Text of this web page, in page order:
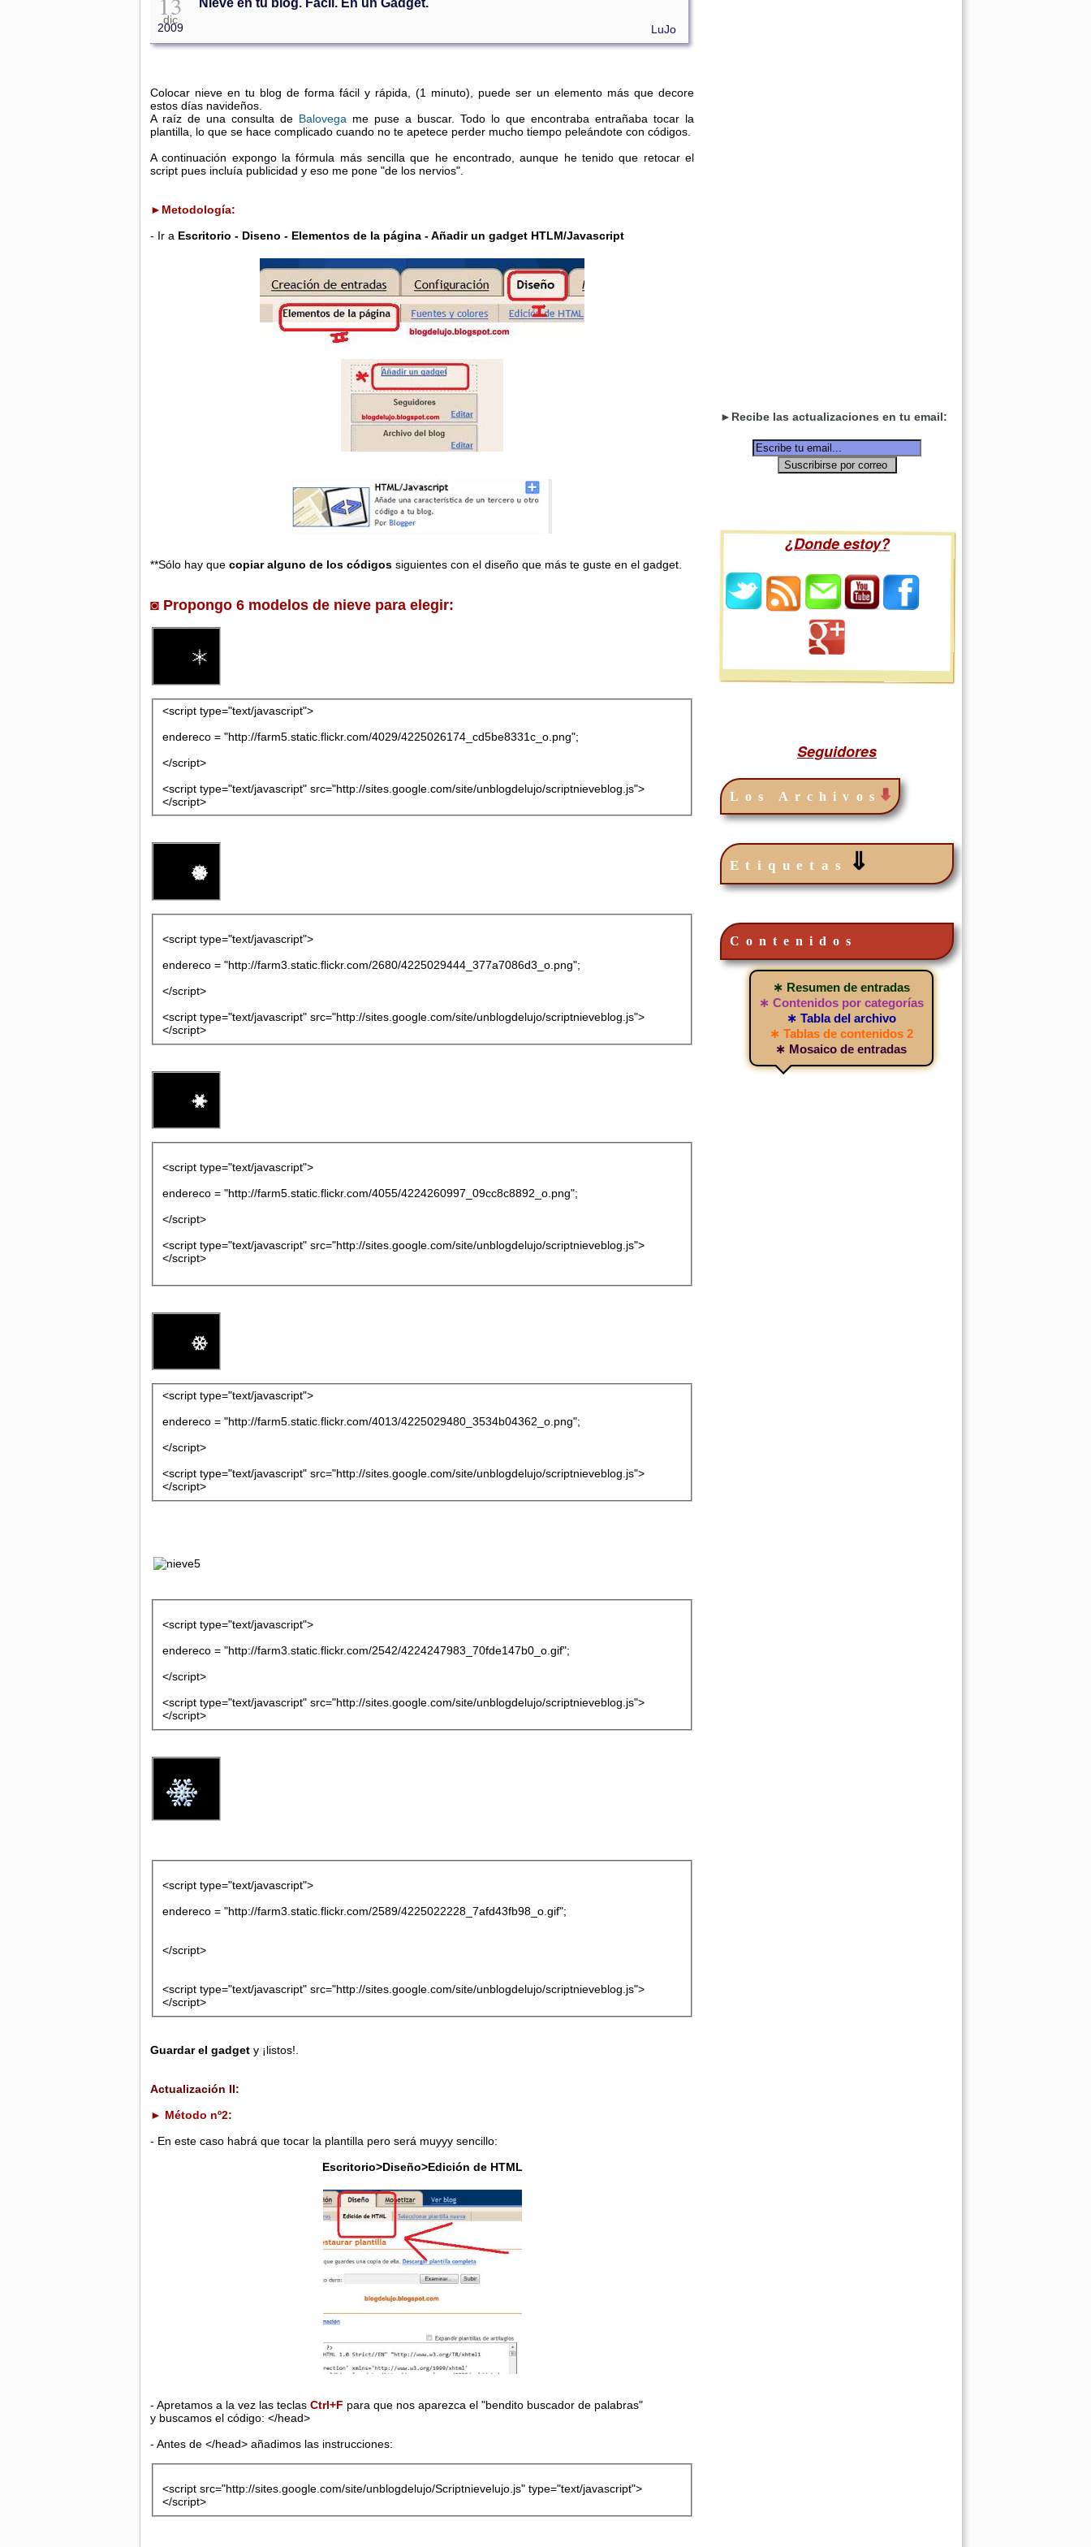
dic
2009
Nieve en tu blog. Fácil. En un Gadget.
LuJo
Colocar nieve en tu blog de forma fácil y rápida, (1 minuto), puede ser un elemento más que decore
estos días navideños.
A raíz de una consulta de Balovega me puse a buscar. Todo lo que encontraba entrañaba tocar la
plantilla, lo que se hace complicado cuando no te apetece perder mucho tiempo peleándote con códigos.
A continuación expongo la fórmula más sencilla que he encontrado, aunque he tenido que retocar el
script pues incluía publicidad y eso me pone "de los nervios".
►Metodología:
- Ir a Escritorio - Diseno - Elementos de la página - Añadir un gadget HTLM/Javascript
**Sólo hay que copiar alguno de los códigos siguientes con el diseño que más te guste en el gadget.
◙ Propongo 6 modelos de nieve para elegir:
<script type="text/javascript">
endereco = "http://farm5.static.flickr.com/4029/4225026174_cd5be8331c_o.png";
</script>
<script type="text/javascript" src="http://sites.google.com/site/unblogdelujo/scriptnieveblog.js">
</script>
<script type="text/javascript">
endereco = "http://farm3.static.flickr.com/2680/4225029444_377a7086d3_o.png";
</script>
<script type="text/javascript" src="http://sites.google.com/site/unblogdelujo/scriptnieveblog.js">
</script>
<script type="text/javascript">
endereco = "http://farm5.static.flickr.com/4055/4224260997_09cc8c8892_o.png";
</script>
<script type="text/javascript" src="http://sites.google.com/site/unblogdelujo/scriptnieveblog.js">
</script>
<script type="text/javascript">
endereco = "http://farm5.static.flickr.com/4013/4225029480_3534b04362_o.png";
</script>
<script type="text/javascript" src="http://sites.google.com/site/unblogdelujo/scriptnieveblog.js">
</script>
<script type="text/javascript">
endereco = "http://farm3.static.flickr.com/2542/4224247983_70fde147b0_o.gif";
</script>
<script type="text/javascript" src="http://sites.google.com/site/unblogdelujo/scriptnieveblog.js">
</script>
<script type="text/javascript">
endereco = "http://farm3.static.flickr.com/2589/4225022228_7afd43fb98_o.gif";
</script>
<script type="text/javascript" src="http://sites.google.com/site/unblogdelujo/scriptnieveblog.js">
</script>
Guardar el gadget y ¡listos!.
Actualización II:
► Método nº2:
- En este caso habrá que tocar la plantilla pero será muyyy sencillo:
Escritorio>Diseño>Edición de HTML
- Apretamos a la vez las teclas Ctrl+F para que nos aparezca el "bendito buscador de palabras"
y buscamos el código: </head>
- Antes de </head> añadimos las instrucciones:
<script src="http://sites.google.com/site/unblogdelujo/Scriptnievelujo.js" type="text/javascript">
</script>
►Recibe las actualizaciones en tu email:
¿Donde estoy?
Seguidores
Los Archivos
Etiquetas ⇓
Contenidos
∗ Resumen de entradas
∗ Contenidos por categorías
∗ Tabla del archivo
∗ Tablas de contenidos 2
∗ Mosaico de entradas